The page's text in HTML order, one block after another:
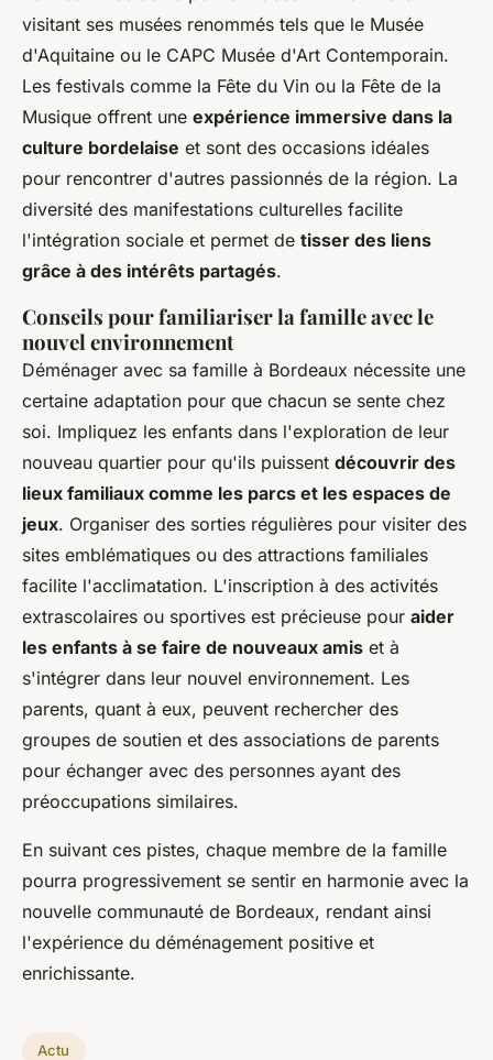
visitant ses musées renommés tels que le Musée
d'Aquitaine ou le CAPC Musée d'Art Contemporain.
Les festivals comme la Fête du Vin ou la Fête de la
Musique offrent une expérience immersive dans la
culture bordelaise et sont des occasions idéales
pour rencontrer d'autres passionnés de la région. La
diversité des manifestations culturelles facilite
l'intégration sociale et permet de tisser des liens
grâce à des intérêts partagés.
Conseils pour familiariser la famille avec le
nouvel environnement
Déménager avec sa famille à Bordeaux nécessite une
certaine adaptation pour que chacun se sente chez
soi. Impliquez les enfants dans l'exploration de leur
nouveau quartier pour qu'ils puissent découvrir des
lieux familiaux comme les parcs et les espaces de
jeux. Organiser des sorties régulières pour visiter des
sites emblématiques ou des attractions familiales
facilite l'acclimatation. L'inscription à des activités
extrascolaires ou sportives est précieuse pour aider
les enfants à se faire de nouveaux amis et à
s'intégrer dans leur nouvel environnement. Les
parents, quant à eux, peuvent rechercher des
groupes de soutien et des associations de parents
pour échanger avec des personnes ayant des
préoccupations similaires.
En suivant ces pistes, chaque membre de la famille
pourra progressivement se sentir en harmonie avec la
nouvelle communauté de Bordeaux, rendant ainsi
l'expérience du déménagement positive et
enrichissante.
Actu